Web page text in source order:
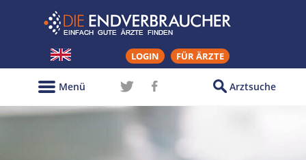
LOGIN FÜR ÄRZTE
Arztsuche
Menü